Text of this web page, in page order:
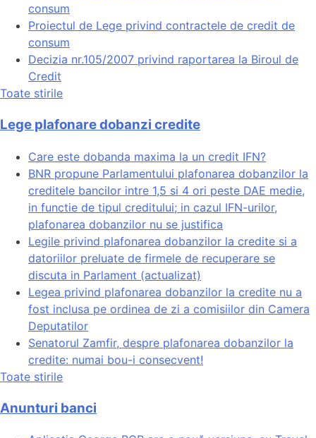
consum
Proiectul de Lege privind contractele de credit de
consum
Decizia nr.105/2007 privind raportarea la Biroul de
Credit
Toate stirile
Lege plafonare dobanzi credite
Care este dobanda maxima la un credit IFN?
BNR propune Parlamentului plafonarea dobanzilor la
creditele bancilor intre 1,5 si 4 ori peste DAE medie,
in functie de tipul creditului; in cazul IFN-urilor,
plafonarea dobanzilor nu se justifica
Legile privind plafonarea dobanzilor la credite si a
datoriilor preluate de firmele de recuperare se
discuta in Parlament (actualizat)
Legea privind plafonarea dobanzilor la credite nu a
fost inclusa pe ordinea de zi a comisiilor din Camera
Deputatilor
Senatorul Zamfir, despre plafonarea dobanzilor la
credite: numai bou-i consecvent!
Toate stirile
Anunturi banci